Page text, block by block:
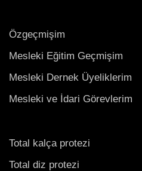
Özgeçmişim
Mesleki Eğitim Geçmişim
Mesleki Dernek Üyeliklerim
Mesleki ve İdari Görevlerim
Total kalça protezi
Total diz protezi